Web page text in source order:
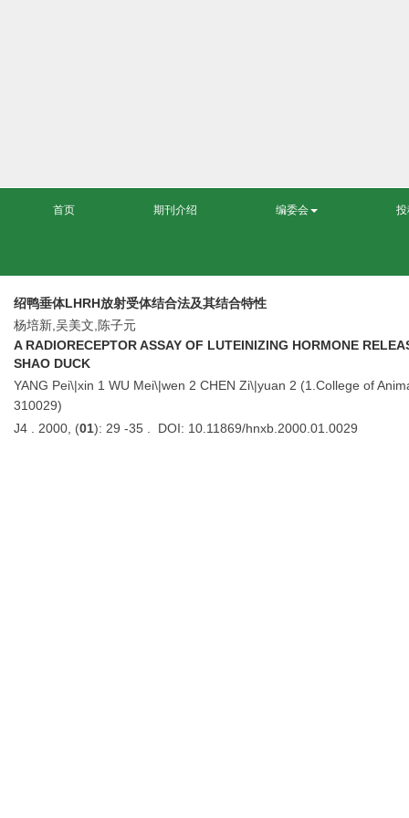
首页 期刊介绍 编委会
绍鸭垂体LHRH放射受体结合法及其结合特性
杨培新,吴美文,陈子元
A RADIORECEPTOR ASSAY OF LUTEINIZING HORMONE
SHAO DUCK
YANG Pei\|xin 1 WU Mei\|wen 2 CHEN Zi\|yuan 2 (1.College of
310029)
J4 . 2000, (01): 29 -35 . DOI: 10.11869/hnxb.2000.01.0029